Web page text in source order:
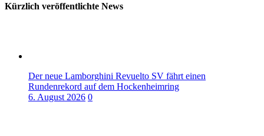
Kürzlich veröffentlichte News
Der neue Lamborghini Revuelto SV fährt einen
Rundenrekord auf dem Hockenheimring
6. August 2026 0